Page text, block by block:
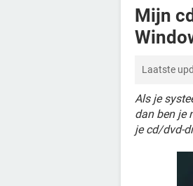
Mijn
Laatste
Als je
dan ben je
je cd/dvd-